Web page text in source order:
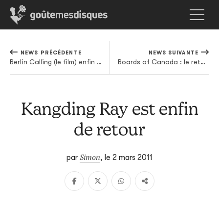
NEWS PRÉCÉDENTE
Berlin Calling (le film) enfin disponible chez nous
NEWS SUIVANTE
Boards of Canada : le retour de la rumeur
Kangding Ray est enfin
de retour
par Simon, le 2 mars 2011